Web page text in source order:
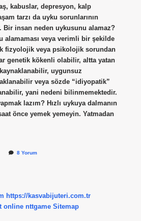
kabuslar, depresyon, kalp
tarzı da uyku sorunlarının
Bir insan neden uykusunu alamaz?
alamaması veya verimli bir şekilde
fizyolojik veya psikolojik sorundan
genetik kökenli olabilir, altta yatan
uygunsuz
veya sözde “idiyopatik”
yani nedeni bilinmemektedir.
lazım? Hızlı uykuya dalmanın
önce yemek yemeyin. Yatmadan
8 Yorum
https://kasvabijuteri.com.tr
online nttgame Sitemap